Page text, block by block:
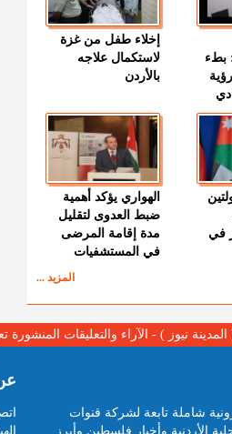
بطء
إخلاء طفل من غزة
لاستكمال علاجه
بالأردن
في
الهواري يؤكد أهمية
ضبط العدوى لتقليل
مدة إقامة المرضى
في المستشفيات
المزيد ...
نيوز ) - الآراء والتعليقات
شاملة تابعة لشركة قنوات
الأردنية وأخبار فلسطين وأبرز